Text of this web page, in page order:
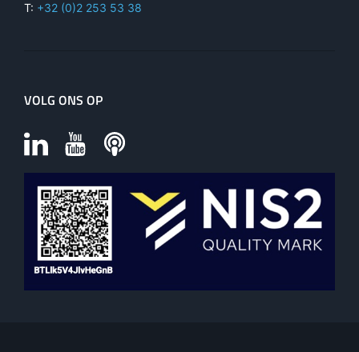
T: +32 (0)2 253 53 38
VOLG ONS OP